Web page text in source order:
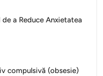
a Reduce Anxietatea
compulsivă (obsesie)